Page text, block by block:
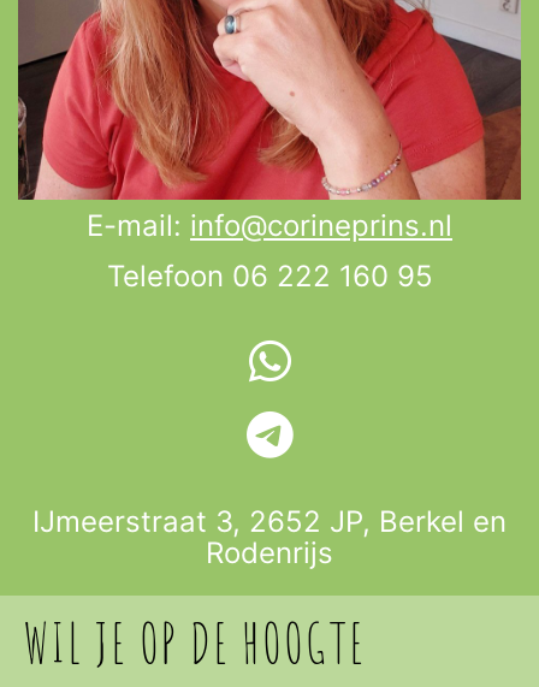
E-mail: info@corineprins.nl
Telefoon 06 222 160 95
IJmeerstraat 3, 2652 JP, Berkel en
Rodenrijs
WIL JE OP DE HOOGTE